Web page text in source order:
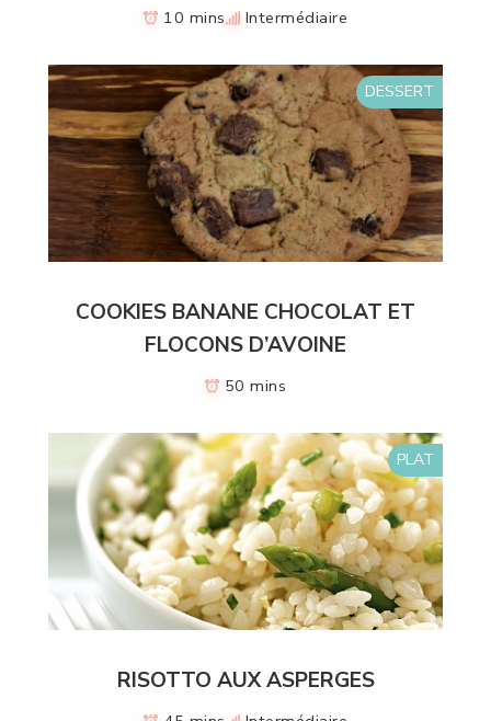
10 mins Intermédiaire
DESSERT
COOKIES BANANE CHOCOLAT ET
FLOCONS D’AVOINE
50 mins
PLAT
RISOTTO AUX ASPERGES